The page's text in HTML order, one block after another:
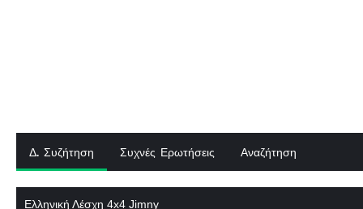
Δ. Συζήτηση Συχνές Ερωτήσεις Αναζήτηση
Ελληνική Λέσχη 4x4 Jimny